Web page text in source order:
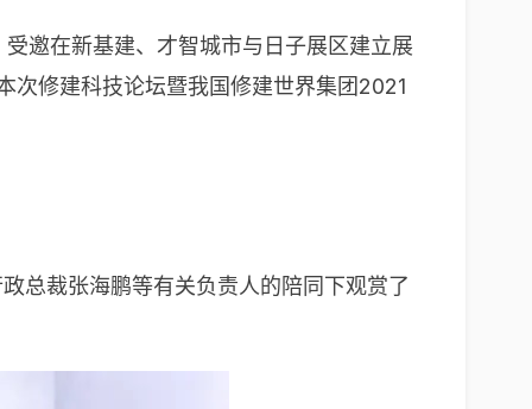
邀在新基建、才智城市与日子展区建立展
次修建科技论坛暨我国修建世界集团2021
总裁张海鹏等有关负责人的陪同下观赏了